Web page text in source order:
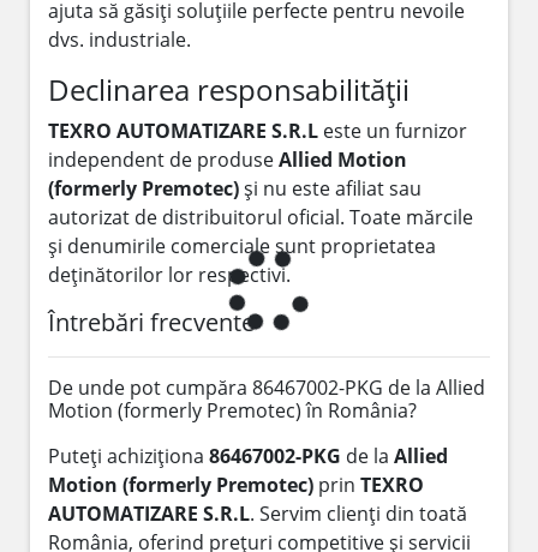
ajuta să găsiți soluțiile perfecte pentru nevoile
dvs. industriale.
Declinarea responsabilității
TEXRO AUTOMATIZARE S.R.L este un furnizor
independent de produseAllied Motion
(formerly Premotec)și nu este afiliat sau
autorizat de distribuitorul oficial. Toate mărcile
și denumirile comerciale sunt proprietatea
deținătorilor lor respectivi.
Întrebări frecvente
De unde pot cumpăra 86467002-PKG de la Allied
Motion (formerly Premotec) în România?
Puteți achiziționa 86467002-PKG de la Allied
Motion (formerly Premotec) prin TEXRO
AUTOMATIZARE S.R.L. Servim clienți din toată
România, oferind prețuri competitive și servicii